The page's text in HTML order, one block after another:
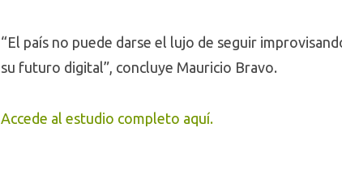
“El país no puede darse el lujo de seguir
su futuro digital”, concluye Mauricio Bravo.
Accede al estudio completo aquí.